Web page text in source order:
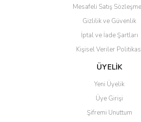
Gönder
Mesafeli Satış
Gizlilik ve Güvenlik
İptal ve İade Şartları
Kişisel Veriler
ÜYELİK
Yeni Üyelik
Üye Girişi
Şifremi Unuttum